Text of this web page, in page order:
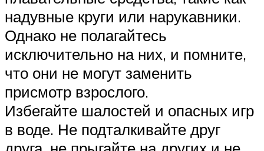
надувные круги или нарукавники.
Однако не полагайтесь
исключительно на них, и помните,
что они не могут заменить
присмотр взрослого.
Избегайте шалостей и опасных игр
в воде. Не подталкивайте друг